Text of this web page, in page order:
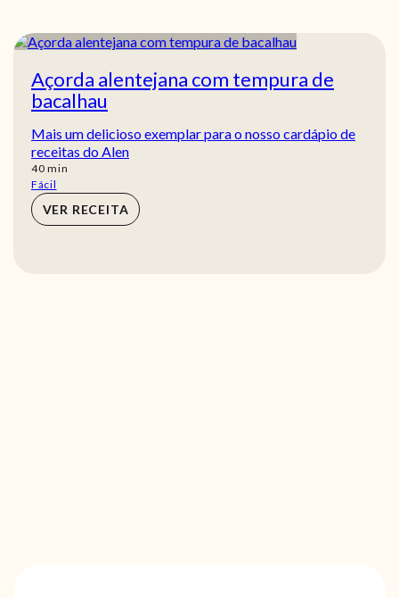
Açorda alentejana com tempura de
bacalhau
Mais um delicioso exemplar para o nosso cardápio de
receitas do Alen
40min
min
Fácil
VER RECEITA